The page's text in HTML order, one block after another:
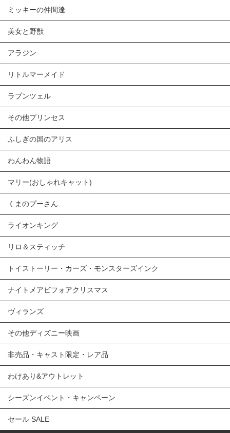
ミッキーの仲間達
美女と野獣
アラジン
リトルマーメイド
ラプンツェル
その他プリンセス
ふしぎの国のアリス
わんわん物語
マリー(おしゃれキャット)
くまのプーさん
ライオンキング
リロ＆スティッチ
トイストーリー・カーズ・モンスターズインク
ナイトメアビフォアクリスマス
ヴィランズ
その他ディズニー映画
非売品・キャスト限定・レア品
わけあり&アウトレット
シーズンイベント・キャンペーン
セール SALE